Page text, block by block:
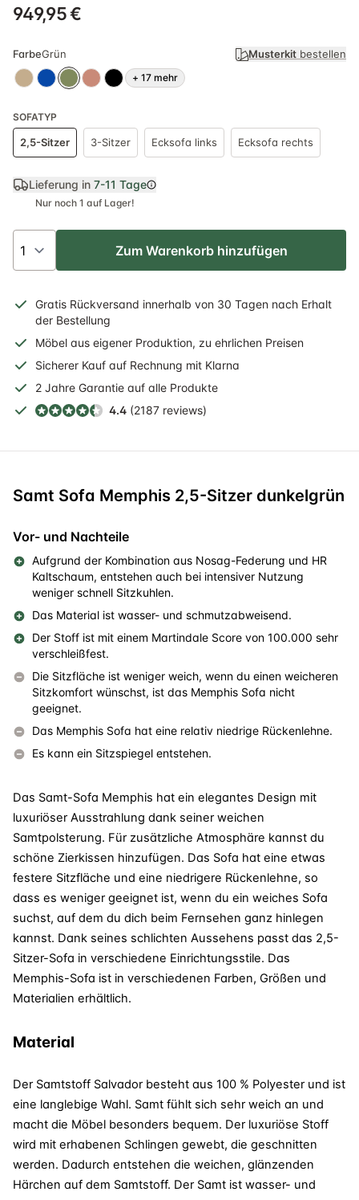
949,95 €
FarbeGrün Musterkit bestellen
+ 17 mehr
SOFATYP
2,5-Sitzer 3-Sitzer Ecksofa links Ecksofa rechts
Lieferung in 7-11 Tage
Nur noch 1 auf Lager!
Zum Warenkorb hinzufügen
Gratis Rückversand innerhalb von 30 Tagen nach Erhalt
der Bestellung
Möbel aus eigener Produktion, zu ehrlichen Preisen
Sicherer Kauf auf Rechnung mit Klarna
2 Jahre Garantie auf alle Produkte
4.4 (2187 reviews)
Samt Sofa Memphis 2,5-Sitzer dunkelgrün
Vor- und Nachteile
Aufgrund der Kombination aus Nosag-Federung und HR
Kaltschaum, entstehen auch bei intensiver Nutzung
weniger schnell Sitzkuhlen.
Das Material ist wasser- und schmutzabweisend.
Der Stoff ist mit einem Martindale Score von 100.000 sehr
verschleißfest.
Die Sitzfläche ist weniger weich, wenn du einen weicheren
Sitzkomfort wünschst, ist das Memphis Sofa nicht
geeignet.
Das Memphis Sofa hat eine relativ niedrige Rückenlehne.
Es kann ein Sitzspiegel entstehen.
Das Samt-Sofa Memphis hat ein elegantes Design mit
luxuriöser Ausstrahlung dank seiner weichen
Samtpolsterung. Für zusätzliche Atmosphäre kannst du
schöne Zierkissen hinzufügen. Das Sofa hat eine etwas
festere Sitzfläche und eine niedrigere Rückenlehne, so
dass es weniger geeignet ist, wenn du ein weiches Sofa
suchst, auf dem du dich beim Fernsehen ganz hinlegen
kannst. Dank seines schlichten Aussehens passt das 2,5-
Sitzer-Sofa in verschiedene Einrichtungsstile. Das
Memphis-Sofa ist in verschiedenen Farben, Größen und
Materialien erhältlich.
Material
Der Samtstoff Salvador besteht aus 100 % Polyester und ist
eine langlebige Wahl. Samt fühlt sich sehr weich an und
macht die Möbel besonders bequem. Der luxuriöse Stoff
wird mit erhabenen Schlingen gewebt, die geschnitten
werden. Dadurch entstehen die weichen, glänzenden
Härchen auf dem Samtstoff. Der Samt ist wasser- und